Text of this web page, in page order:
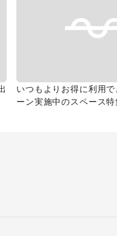
いつもよりお得に利用
ーン実施中のスペース特